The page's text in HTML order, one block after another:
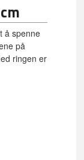
å spenne
på
ringen er